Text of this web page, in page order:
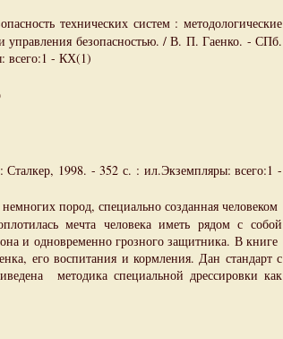
технических систем : методологические
управления безопасностью. / В. П. Гаенко. - СПб.
всего:1 - КХ(1)
1998. - 352 с. : ил.Экземпляры: всего:1 -
пород, специально созданная человеком
мечта человека иметь рядом с собой
и одновременно грозного защитника. В книге
его воспитания и кормления. Дан стандарт с
методика специальной дрессировки как